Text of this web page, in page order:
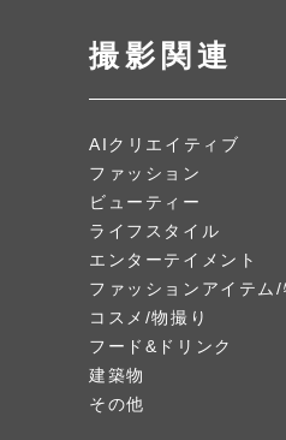
撮影関連
AIクリエイティブ
ファッション
ビューティー
ライフスタイル
エンターテイメント
ファッションアイテム/
コスメ/物撮り
フード&ドリンク
建築物
その他